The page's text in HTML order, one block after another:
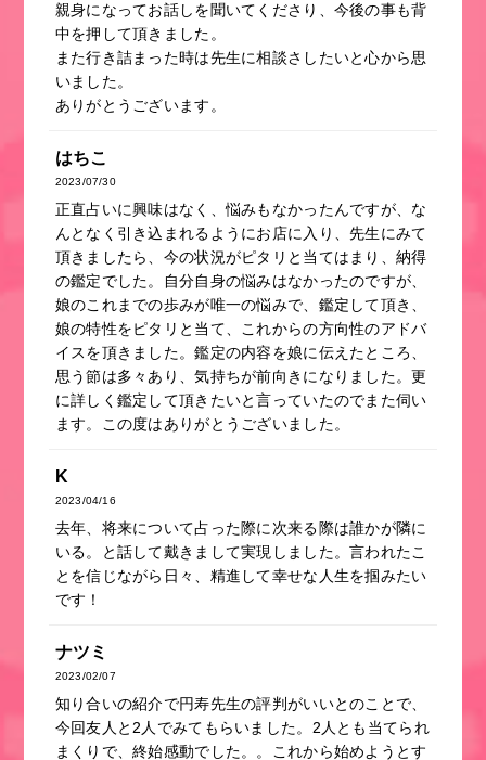
親身になってお話しを聞いてくださり、今後の事も背
中を押して頂きました。
また行き詰まった時は先生に相談さしたいと心から思
いました。
ありがとうございます。
はちこ
2023/07/30
正直占いに興味はなく、悩みもなかったんですが、な
んとなく引き込まれるようにお店に入り、先生にみて
頂きましたら、今の状況がピタリと当てはまり、納得
の鑑定でした。自分自身の悩みはなかったのですが、
娘のこれまでの歩みが唯一の悩みで、鑑定して頂き、
娘の特性をピタリと当て、これからの方向性のアドバ
イスを頂きました。鑑定の内容を娘に伝えたところ、
思う節は多々あり、気持ちが前向きになりました。更
に詳しく鑑定して頂きたいと言っていたのでまた伺い
ます。この度はありがとうございました。
K
2023/04/16
去年、将来について占った際に次来る際は誰かが隣に
いる。と話して戴きまして実現しました。言われたこ
とを信じながら日々、精進して幸せな人生を掴みたい
です！
ナツミ
2023/02/07
知り合いの紹介で円寿先生の評判がいいとのことで、
今回友人と2人でみてもらいました。2人とも当てられ
まくりで、終始感動でした。。これから始めようとす